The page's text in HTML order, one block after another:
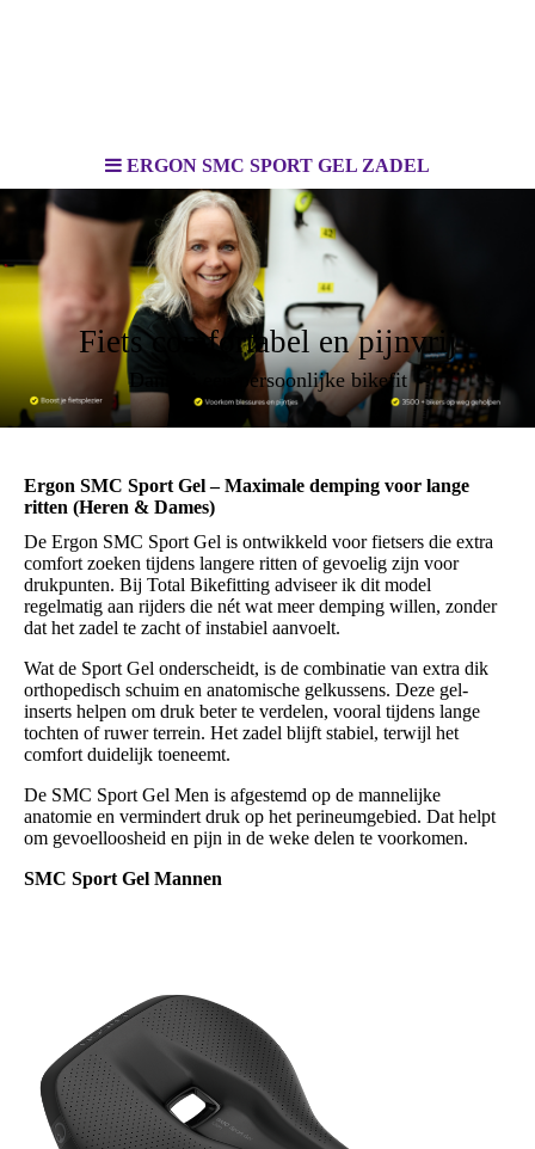
ERGON SMC SPORT GEL ZADEL
Fiets comfortabel en pijnvrij
Dankzij een persoonlijke bikefit
Ergon SMC Sport Gel – Maximale demping voor lange
ritten (Heren & Dames)
De Ergon SMC Sport Gel is ontwikkeld voor fietsers die extra
comfort zoeken tijdens langere ritten of gevoelig zijn voor
drukpunten. Bij Total Bikefitting adviseer ik dit model
regelmatig aan rijders die nét wat meer demping willen, zonder
dat het zadel te zacht of instabiel aanvoelt.
Wat de Sport Gel onderscheidt, is de combinatie van extra dik
orthopedisch schuim en anatomische gelkussens. Deze gel-
inserts helpen om druk beter te verdelen, vooral tijdens lange
tochten of ruwer terrein. Het zadel blijft stabiel, terwijl het
comfort duidelijk toeneemt.
De SMC Sport Gel Men is afgestemd op de mannelijke
anatomie en vermindert druk op het perineumgebied. Dat helpt
om gevoelloosheid en pijn in de weke delen te voorkomen.
SMC Sport Gel Mannen